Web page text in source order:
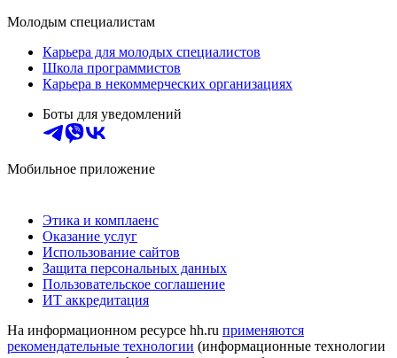
Молодым специалистам
Карьера для молодых специалистов
Школа программистов
Карьера в некоммерческих организациях
Боты для уведомлений
Мобильное приложение
Этика и комплаенс
Оказание услуг
Использование сайтов
Защита персональных данных
Пользовательское соглашение
ИТ аккредитация
На информационном ресурсе hh.ru применяются
рекомендательные технологии (информационные технологии